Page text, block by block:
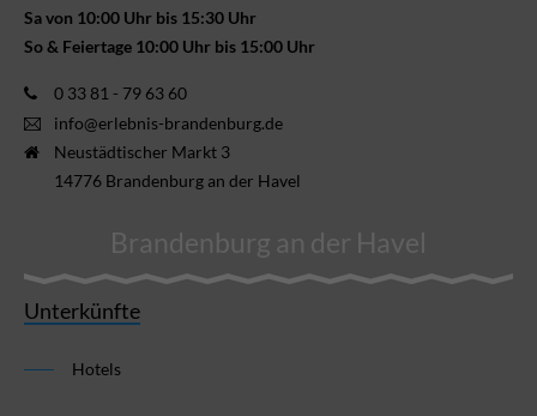
Sa von 10:00 Uhr bis 15:30 Uhr
So & Feiertage 10:00 Uhr bis 15:00 Uhr
0 33 81 - 79 63 60
info@erlebnis-brandenburg.de
Neustädtischer Markt 3
14776 Brandenburg an der Havel
Brandenburg an der Havel
Unterkünfte
Hotels